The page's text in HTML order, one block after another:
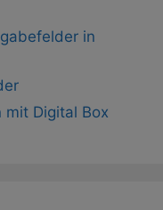
in
mit Digital Box